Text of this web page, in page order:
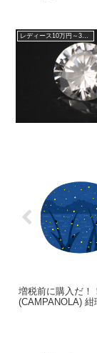
増税前に購入だ！
(CAMPANOLA) 紺